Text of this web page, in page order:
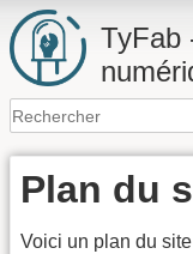
TyFab
Plan du
Voici un plan du